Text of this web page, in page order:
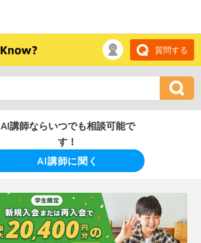
質問する
AI講師ならいつでも相談可能で
す！
AI講師に聞く